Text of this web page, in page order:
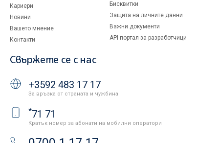
Кариери
Новини
Вашето мнение
Контакти
Бисквитки
Защита на личните данни
Важни документи
API портал за разработчици
Свържете се с нас
+3592 483 17 17
За връзка от страната и чужбина
*71 71
Кратък номер за абонати на мобилни оператори